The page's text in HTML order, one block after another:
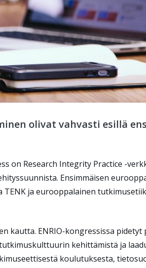
olivat vahvasti esillä
on Research Integrity Practice -
Ensimmäisen
ja eurooppalainen
kautta. ENRIO-kongressissa pidetyt
kehittämistä ja
koulutuksesta,